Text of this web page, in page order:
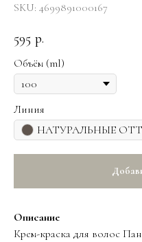
SKU: 4699891000167
595 р.
Объём (ml)
Линия
НАТУРАЛЬНЫЕ
Описание
Крем-краска для волос